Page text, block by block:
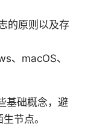
的原则以及存
、macOS、
基础概念，避
节点。